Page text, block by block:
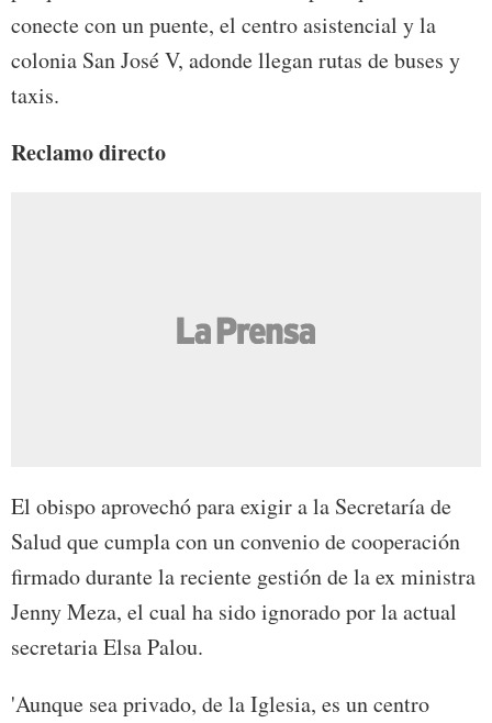
conecte con un puente, el centro asistencial y la
colonia San José V, adonde llegan rutas de buses y
taxis.
Reclamo directo
El obispo aprovechó para exigir a la Secretaría de
Salud que cumpla con un convenio de cooperación
firmado durante la reciente gestión de la ex ministra
Jenny Meza, el cual ha sido ignorado por la actual
secretaria Elsa Palou.
'Aunque sea privado, de la Iglesia, es un centro